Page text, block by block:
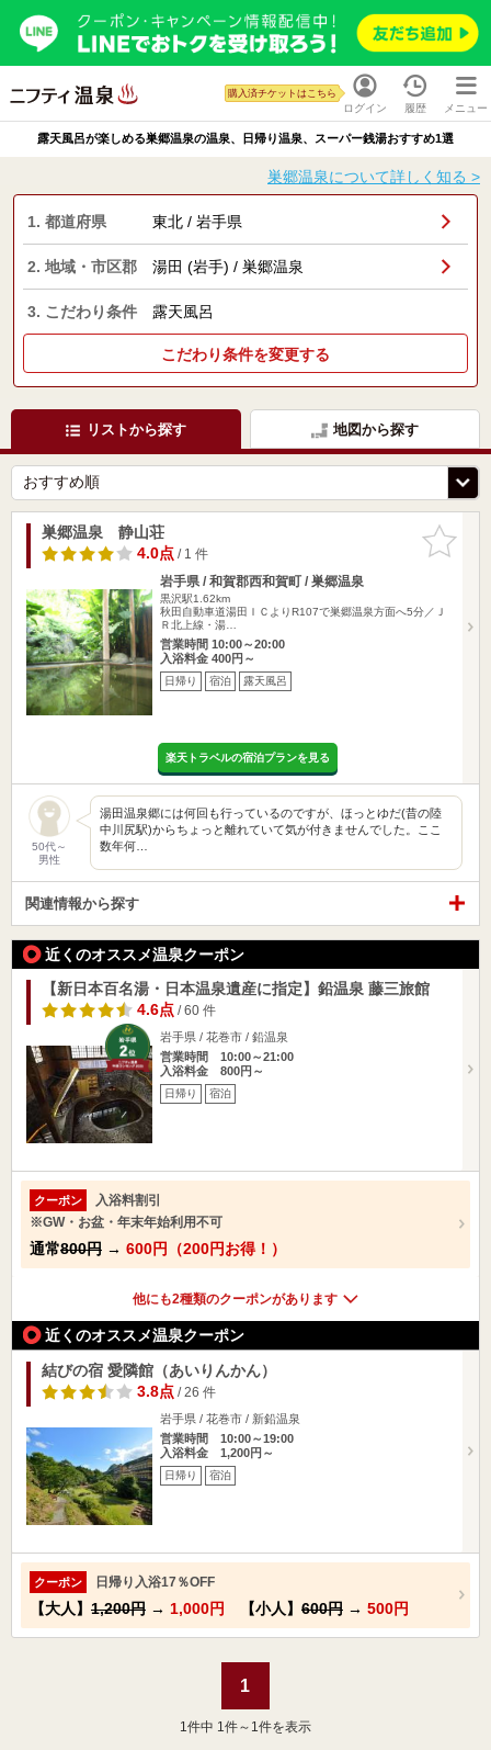
ログイン
購入済チケットはこちら
履歴 メニュー
露天風呂が楽しめる巣郷温泉の温泉、日帰り温泉、スーパー銭湯おすすめ1選
巣郷温泉について詳しく知る >
1. 都道府県 東北 / 岩手県
2. 地域・市区郡 湯田 (岩手) / 巣郷温泉
3. こだわり条件 露天風呂
こだわり条件を変更する
リストから探す 地図から探す
お気に入
りに追加
巣郷温泉 静山荘
4.0点/ 1 件
岩手県 / 和賀郡西和賀町 / 巣郷温泉
黒沢駅1.62km
秋田自動車道湯田ＩＣよりR107で巣郷温泉方面へ5分／Ｊ
Ｒ北上線・湯…
営業時間 10:00～20:00
入浴料金 400円～
日帰り 宿泊 露天風呂
楽天トラベルの宿泊プランを見る
50代～
男性
湯田温泉郷には何回も行っているのですが、ほっとゆだ(昔の陸
中川尻駅)からちょっと離れていて気が付きませんでした。ここ
数年何…
関連情報から探す
近くのオススメ温泉クーポン
【新日本百名湯・日本温泉遺産に指定】鉛温泉 藤三旅館
4.6点/ 60 件
岩手県 / 花巻市 / 鉛温泉
営業時間 10:00～21:00
入浴料金 800円～
日帰り 宿泊
クーポン
入浴料割引
※GW・お盆・年末年始利用不可
通常800円 → 600円（200円お得！）
他にも2種類のクーポンがあります
近くのオススメ温泉クーポン
結びの宿 愛隣館（あいりんかん）
3.8点/ 26 件
岩手県 / 花巻市 / 新鉛温泉
営業時間 10:00～19:00
入浴料金 1,200円～
日帰り 宿泊
クーポン 日帰り入浴17％OFF
【大人】 1,200円 → 1,000円 【小人】 600円 → 500円
1
1 件中 1件～1件を表示